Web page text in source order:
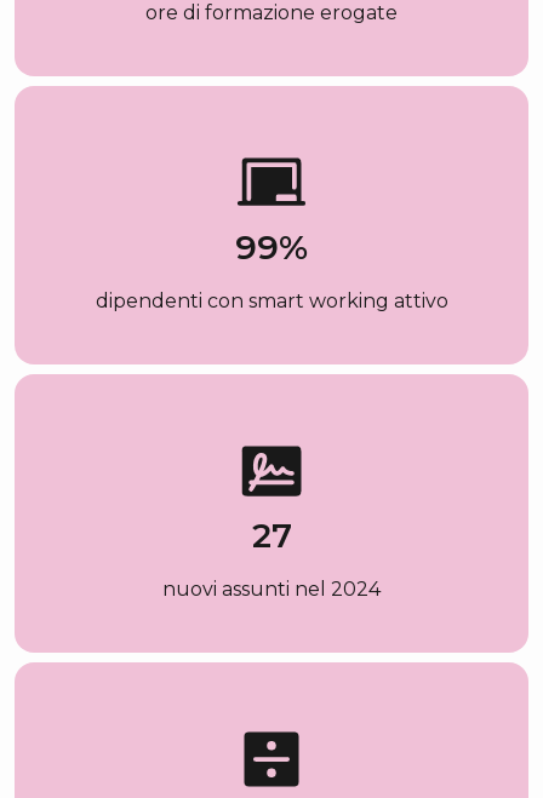
ore di formazione erogate
99%
dipendenti con smart working attivo
27
nuovi assunti nel 2024